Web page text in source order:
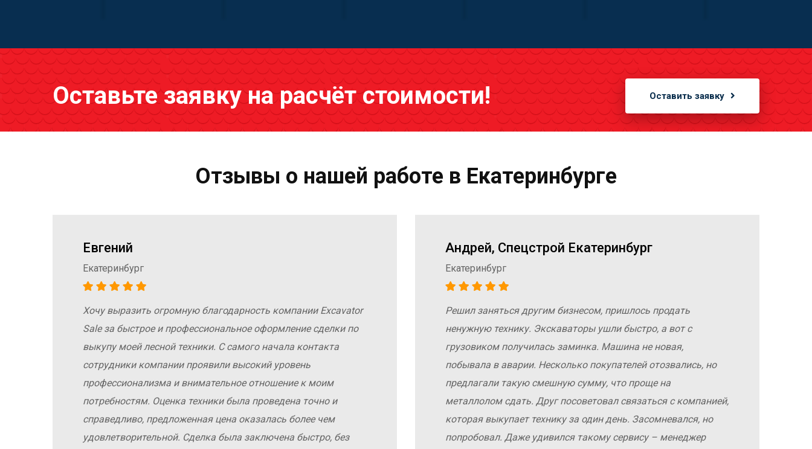
Оставьте заявку на расчёт стоимости! Оставить заявку
Отзывы о нашей работе в Екатеринбурге
Евгений
Екатеринбург
Хочу выразить огромную благодарность компании Excavator
Sale за быстрое и профессиональное оформление сделки по
выкупу моей лесной техники. С самого начала контакта
сотрудники компании проявили высокий уровень
профессионализма и внимательное отношение к моим
потребностям. Оценка техники была проведена точно и
справедливо, предложенная цена оказалась более чем
удовлетворительной. Сделка была заключена быстро, без
Андрей, Спецстрой Екатеринбург
Екатеринбург
Решил заняться другим бизнесом, пришлось продать
ненужную технику. Экскаваторы ушли быстро, а вот с
грузовиком получилась заминка. Машина не новая,
побывала в аварии. Несколько покупателей отозвались, но
предлагали такую смешную сумму, что проще на
металлолом сдать. Друг посоветовал связаться с компанией,
которая выкупает технику за один день. Засомневался, но
попробовал. Даже удивился такому сервису – менеджер